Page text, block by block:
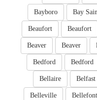
Bay
Bayboro
Beaufort
Beaufort
Beaver
Beaver
Bedford
Bedford
Belfast
Bellaire
Belleville